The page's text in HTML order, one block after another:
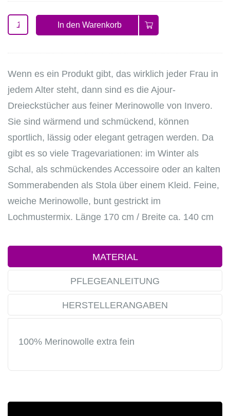
In den Warenkorb
Wenn es ein Produkt gibt, das wirklich jeder Frau in
jedem Alter steht, dann sind es die Ajour-
Dreieckstücher aus feiner Merinowolle von Invero.
Sie sind wärmend und schmückend, können
sportlich, lässig oder elegant getragen werden. Da
gibt es so viele Tragevariationen: im Winter als
Schal, als schmückendes Accessoire oder an kalten
Sommerabenden als Stola über einem Kleid. Feine,
weiche Merinowolle, bunt gestrickt im
Lochmustermix. Länge 170 cm / Breite ca. 140 cm
MATERIAL
PFLEGEANLEITUNG
HERSTELLERANGABEN
100% Merinowolle extra fein